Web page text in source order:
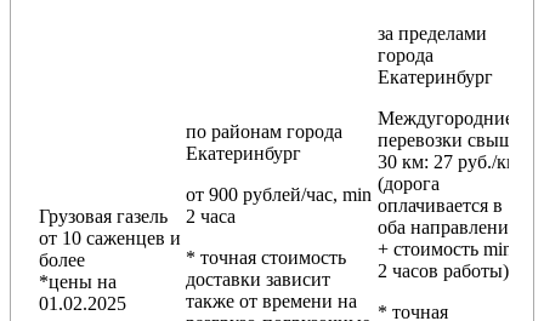
Грузовая газель
от 10 саженцев и
более
*цены на
01.02.2025
по районам города
Екатеринбург
от 900 рублей/час, min
2 часа
* точная стоимость
доставки зависит
также от времени на
за пределами
города
Екатеринбург
Междугородние
перевозки свыше
30 км: 27 руб./км
(дорога
оплачивается в
оба направления
+ стоимость min
2 часов работы)
* точная